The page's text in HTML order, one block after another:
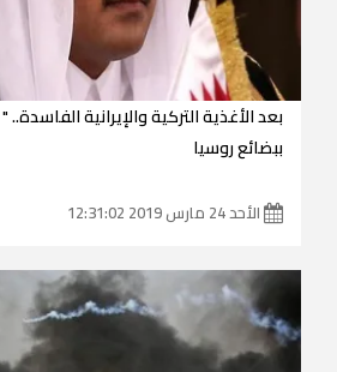
بعد الأغذية التركية والإيرانية
ببضائع روسيا
الأحد 24 مارس 2019 12:31:02